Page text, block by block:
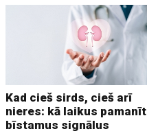
Kad cieš sirds, cieš arī
nieres: kā laikus pamanīt
bīstamus signālus